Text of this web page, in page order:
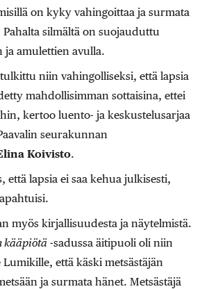
on kyky vahingoittaa ja surmata
Pahalta silmältä on suojauduttu
ja amulettien avulla.
niin vahingolliseksi, että lapsia
mahdollisimman sottaisina, ettei
kertoo luento- ja keskustelusarjaa
seurakunnan
Koivisto.
että lapsia ei saa kehua julkisesti,
myös kirjallisuudesta ja näytelmistä.
kääpiötä -sadussa äitipuoli oli niin
että käski metsästäjän
ja surmata hänet. Metsästäjä